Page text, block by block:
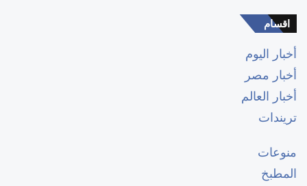
اقسام
أخبار اليوم
أخبار مصر
أخبار العالم
تريندات
منوعات
المطبخ